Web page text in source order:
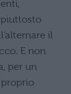
il
E non
per un